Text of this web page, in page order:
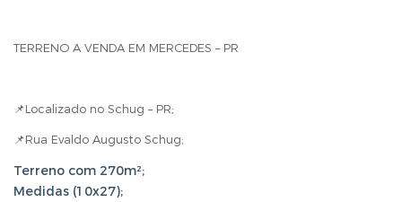
TERRENO A VENDA EM MERCEDES – PR
📌Localizado no Schug – PR;
📌Rua Evaldo Augusto Schug;
Terreno com 270m²;
Medidas (10x27);